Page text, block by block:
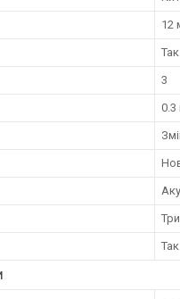
12
Так
3
0.3
Так